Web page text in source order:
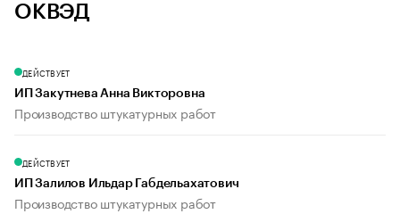
ОКВЭД
ДЕЙСТВУЕТ
ИП Закутнева Анна Викторовна
Производство штукатурных работ
ДЕЙСТВУЕТ
ИП Залилов Ильдар Габдельахатович
Производство штукатурных работ